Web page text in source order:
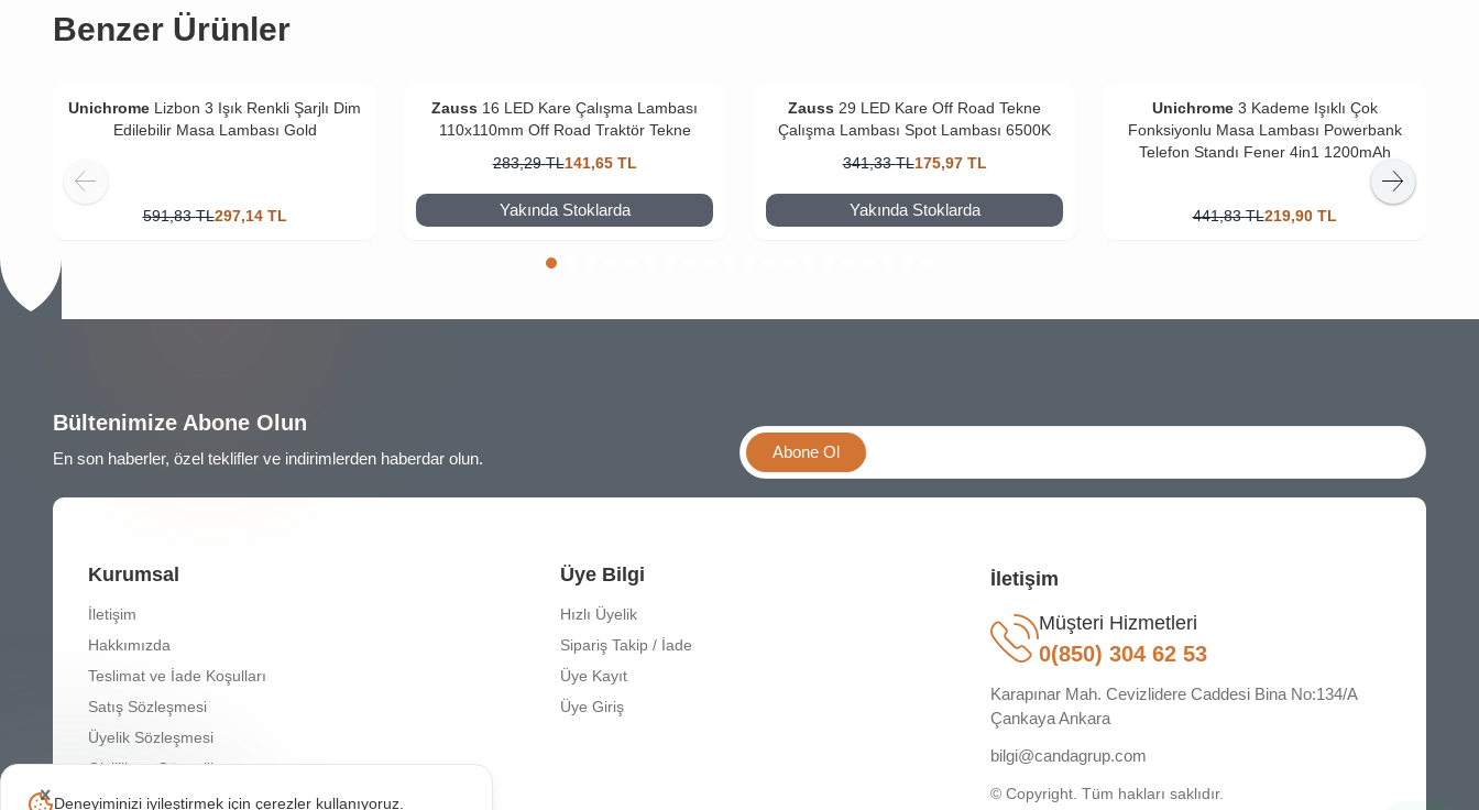
Deneyiminizi iyileştirmek için çerezler kullanıyoruz.
Benzer Ürünler
Unichrome Lizbon 3 Işık Renkli Şarjlı Dim
Edilebilir Masa Lambası Gold
591,83 TL297,14 TL
Zauss 16 LED Kare Çalışma Lambası
110x110mm Off Road Traktör Tekne
283,29 TL141,65 TL
Yakında Stoklarda
Zauss 29 LED Kare Off Road Tekne
Çalışma Lambası Spot Lambası 6500K
341,33 TL175,97 TL
Yakında Stoklarda
Unichrome 3 Kademe Işıklı Çok
Fonksiyonlu Masa Lambası Powerbank
Telefon Standı Fener 4in1 1200mAh
441,83 TL219,90 TL
Bültenimize Abone Olun
En son haberler, özel teklifler ve indirimlerden haberdar olun. Abone Ol
Kurumsal
İletişim
Hakkımızda
Teslimat ve İade Koşulları
Satış Sözleşmesi
Üyelik Sözleşmesi
Gizlilik ve Güvenlik
Üye Bilgi
Hızlı Üyelik
Sipariş Takip / İade
Üye Kayıt
Üye Giriş
İletişim
Müşteri Hizmetleri
0(850) 304 62 53
Karapınar Mah. Cevizlidere Caddesi Bina No:134/A
Çankaya Ankara
bilgi@candagrup.com
© Copyright. Tüm hakları saklıdır.